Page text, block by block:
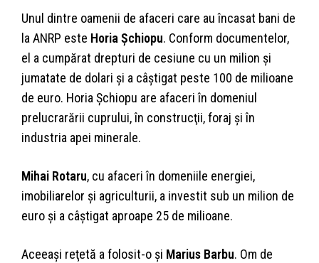
Unul dintre oamenii de afaceri care au încasat bani de
la ANRP este Horia Şchiopu. Conform documentelor,
el a cumpărat drepturi de cesiune cu un milion şi
jumatate de dolari și a câştigat peste 100 de milioane
de euro. Horia Şchiopu are afaceri în domeniul
prelucrarării cuprului, în construcţii, foraj şi în
industria apei minerale.
Mihai Rotaru, cu afaceri în domeniile energiei,
imobiliarelor şi agriculturii, a investit sub un milion de
euro şi a câştigat aproape 25 de milioane.
Aceeaşi reţetă a folosit-o şi Marius Barbu. Om de